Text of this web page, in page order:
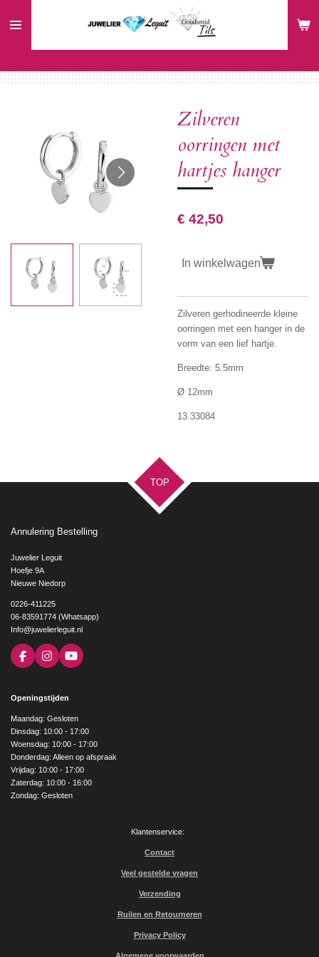
direct
hoofdinhoud
Zilveren
oorringen met
hartjes hanger
€ 42,50
In winkelwagen
Zilveren gerhodineerde kleine
oorringen met een hanger in de
vorm van een lief hartje.
Breedte: 5.5mm
Ø 12mm
13.33084
TOP
Annulering Bestelling
Juwelier Leguit
Hoefje 9A
Nieuwe Niedorp
0226-411225
06-83591774 (Whatsapp)
Info@juwelierleguit.nl
F
a
b
o
k
I
n
a
g
r
a
m
Y
o
e
Openingstijden
Maandag: Gesloten
Dinsdag: 10:00 - 17:00
Woensdag: 10:00 - 17:00
Donderdag: Alleen op afspraak
Vrijdag: 10:00 - 17:00
Zaterdag: 10:00 - 16:00
Zondag: Gesloten
Klantenservice:
Contact
Veel gestelde vragen
Verzending
Ruilen en Retourneren
Privacy Policy